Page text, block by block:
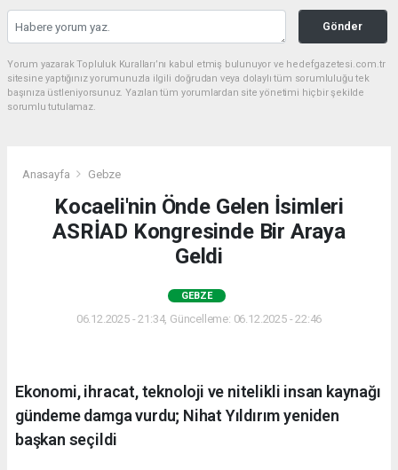
Gönder
Yorum yazarak Topluluk Kuralları’nı kabul etmiş bulunuyor ve hedefgazetesi.com.tr
sitesine yaptığınız yorumunuzla ilgili doğrudan veya dolaylı tüm sorumluluğu tek
başınıza üstleniyorsunuz. Yazılan tüm yorumlardan site yönetimi hiçbir şekilde
sorumlu tutulamaz.
Anasayfa Gebze
Kocaeli'nin Önde Gelen İsimleri
ASRİAD Kongresinde Bir Araya
Geldi
GEBZE
06.12.2025 - 21:34, Güncelleme: 06.12.2025 - 22:46
Ekonomi, ihracat, teknoloji ve nitelikli insan kaynağı
gündeme damga vurdu; Nihat Yıldırım yeniden
başkan seçildi